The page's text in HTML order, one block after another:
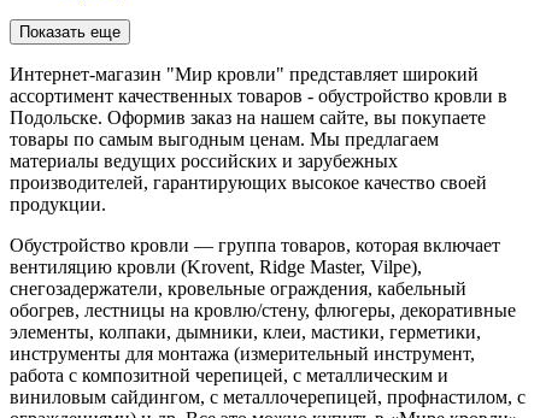
Показать еще
Интернет-магазин "Мир кровли" представляет широкий
ассортимент качественных товаров - обустройство кровли в
Подольске. Оформив заказ на нашем сайте, вы покупаете
товары по самым выгодным ценам. Мы предлагаем
материалы ведущих российских и зарубежных
производителей, гарантирующих высокое качество своей
продукции.
Обустройство кровли — группа товаров, которая включает
вентиляцию кровли (Krovent, Ridge Master, Vilpe),
снегозадержатели, кровельные ограждения, кабельный
обогрев, лестницы на кровлю/стену, флюгеры, декоративные
элементы, колпаки, дымники, клеи, мастики, герметики,
инструменты для монтажа (измерительный инструмент,
работа с композитной черепицей, с металлическим и
виниловым сайдингом, с металлочерепицей, профнастилом, с